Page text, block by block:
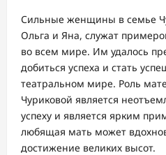
Сильные женщины в семье
Ольга и Яна, служат
во всем мире. Им удалось
добиться успеха и стать
театральном мире. Роль
Чуриковой является
успеху и является ярким
любящая мать может
достижение великих высот.